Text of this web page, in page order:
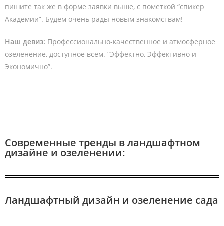
пишите так же в форме заявки выше, с пометкой “спикер
Академии”. Будем очень рады новым знакомствам!
Наш девиз: Профессионально-качественное и атмосферное
озеленение, доступное всем. “Эффектно, Эффективно и
Экономично”.
Современные тренды в ландшафтном
дизайне и озеленении:
Ландшафтный дизайн и озеленение сада